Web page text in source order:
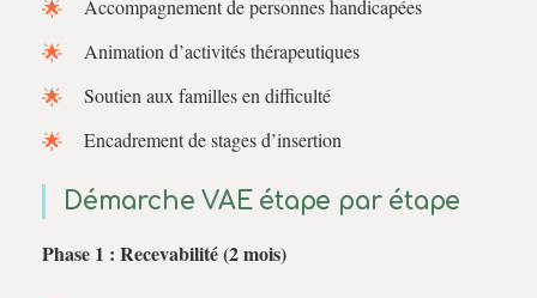
Accompagnement de personnes handicapées
Animation d’activités thérapeutiques
Soutien aux familles en difficulté
Encadrement de stages d’insertion
Démarche VAE étape par étape
Phase 1 : Recevabilité (2 mois)